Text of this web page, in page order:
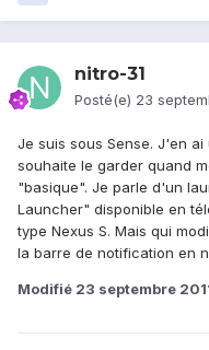
nitro-31
Posté(e) 23
Je suis sous Sense. J'en
souhaite le garder quand
"basique". Je parle d'un
Launcher" disponible en
type Nexus S. Mais qui
la barre de notification en
Modifié 23 septembre